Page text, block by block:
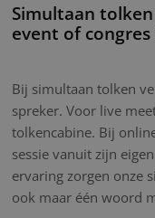
Simultaan
event of
Bij simultaan tolken
spreker. Voor live
tolkencabine. Bij
sessie vanuit zijn
ervaring zorgen onze
ook maar één woord